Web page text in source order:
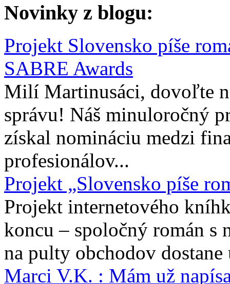
Novinky z blogu:
Projekt Slovensko píše
SABRE Awards
Milí Martinusáci, dovoľte
správu! Náš minuloročný
získal nomináciu medzi
profesionálov...
Projekt „Slovensko píše
Projekt internetového
koncu – spoločný román s
na pulty obchodov
Marci V.K. : Mám už